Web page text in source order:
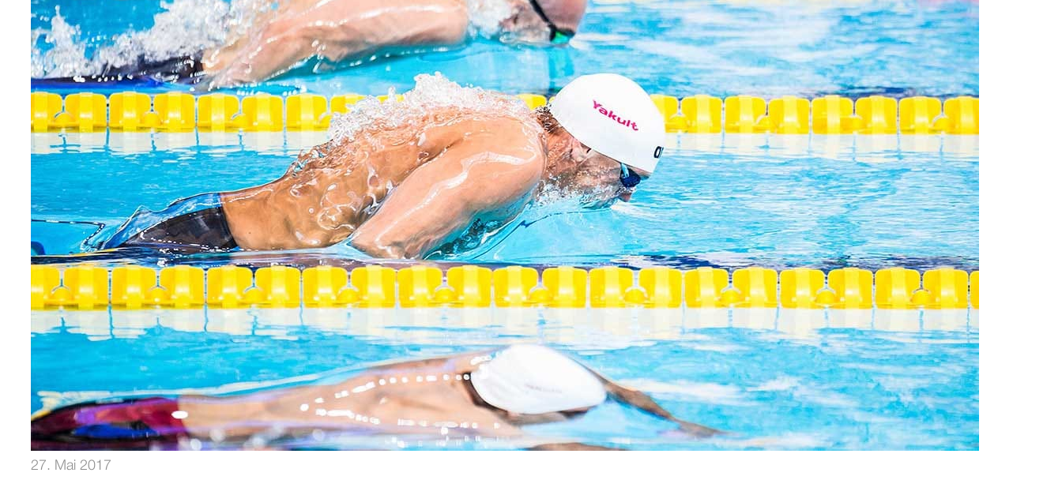
27. Mai 2017